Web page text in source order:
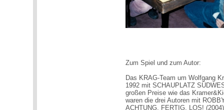
Zum Spiel und zum Autor:
Das KRAG-Team um Wolfgang
1992 mit SCHAUPLATZ
großen Preise wie das
waren die drei Autoren mit
ACHTUNG, FERTIG, LOS!